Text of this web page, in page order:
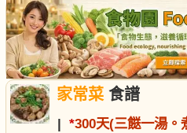
家常菜食譜
| *300天(三餸一湯。